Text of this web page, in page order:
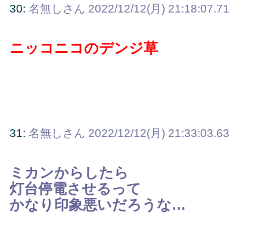
30: 名無しさん 2022/12/12(月) 21:18:07.71
ニッコニコのデンジ草
31: 名無しさん 2022/12/12(月) 21:33:03.63
ミカンからしたら
灯台停電させるって
かなり印象悪いだろうな…